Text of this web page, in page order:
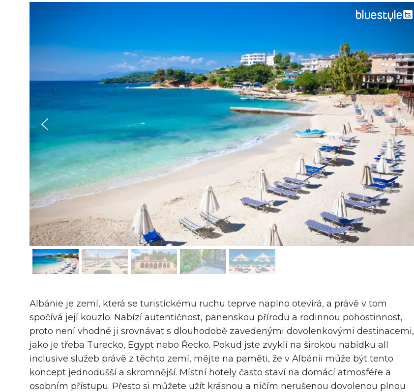
Albánie je zemí, která se turistickému ruchu teprve naplno otevírá, a právě v tom
spočívá její kouzlo. Nabízí autentičnost, panenskou přírodu a rodinnou pohostinnost,
proto není vhodné ji srovnávat s dlouhodobě zavedenými dovolenkovými destinacemi,
jako je třeba Turecko, Egypt nebo Řecko. Pokud jste zvyklí na širokou nabídku all
inclusive služeb právě z těchto zemí, mějte na paměti, že v Albánii může být tento
koncept jednodušší a skromnější. Místní hotely často staví na domácí atmosféře a
osobním přístupu. Přesto si můžete užít krásnou a ničím nerušenou dovolenou plnou